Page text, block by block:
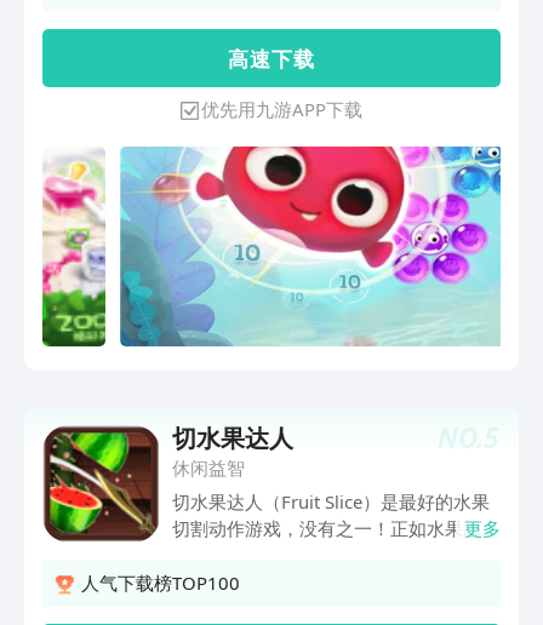
计的辅助道具，挑战高分，玩法多元化！
*真实物理碰撞效果，炫丽的游戏画面，
完美的游戏体验！
高 速 下 载
优先用九游APP下载
NO.5
切水果达人
休闲益智
切水果达人（Fruit Slice）是最好的水果
切割动作游戏，没有之一！正如水果忍者
卓市场水果游戏部分的半边天！游戏需要
更多
人气下载榜TOP100